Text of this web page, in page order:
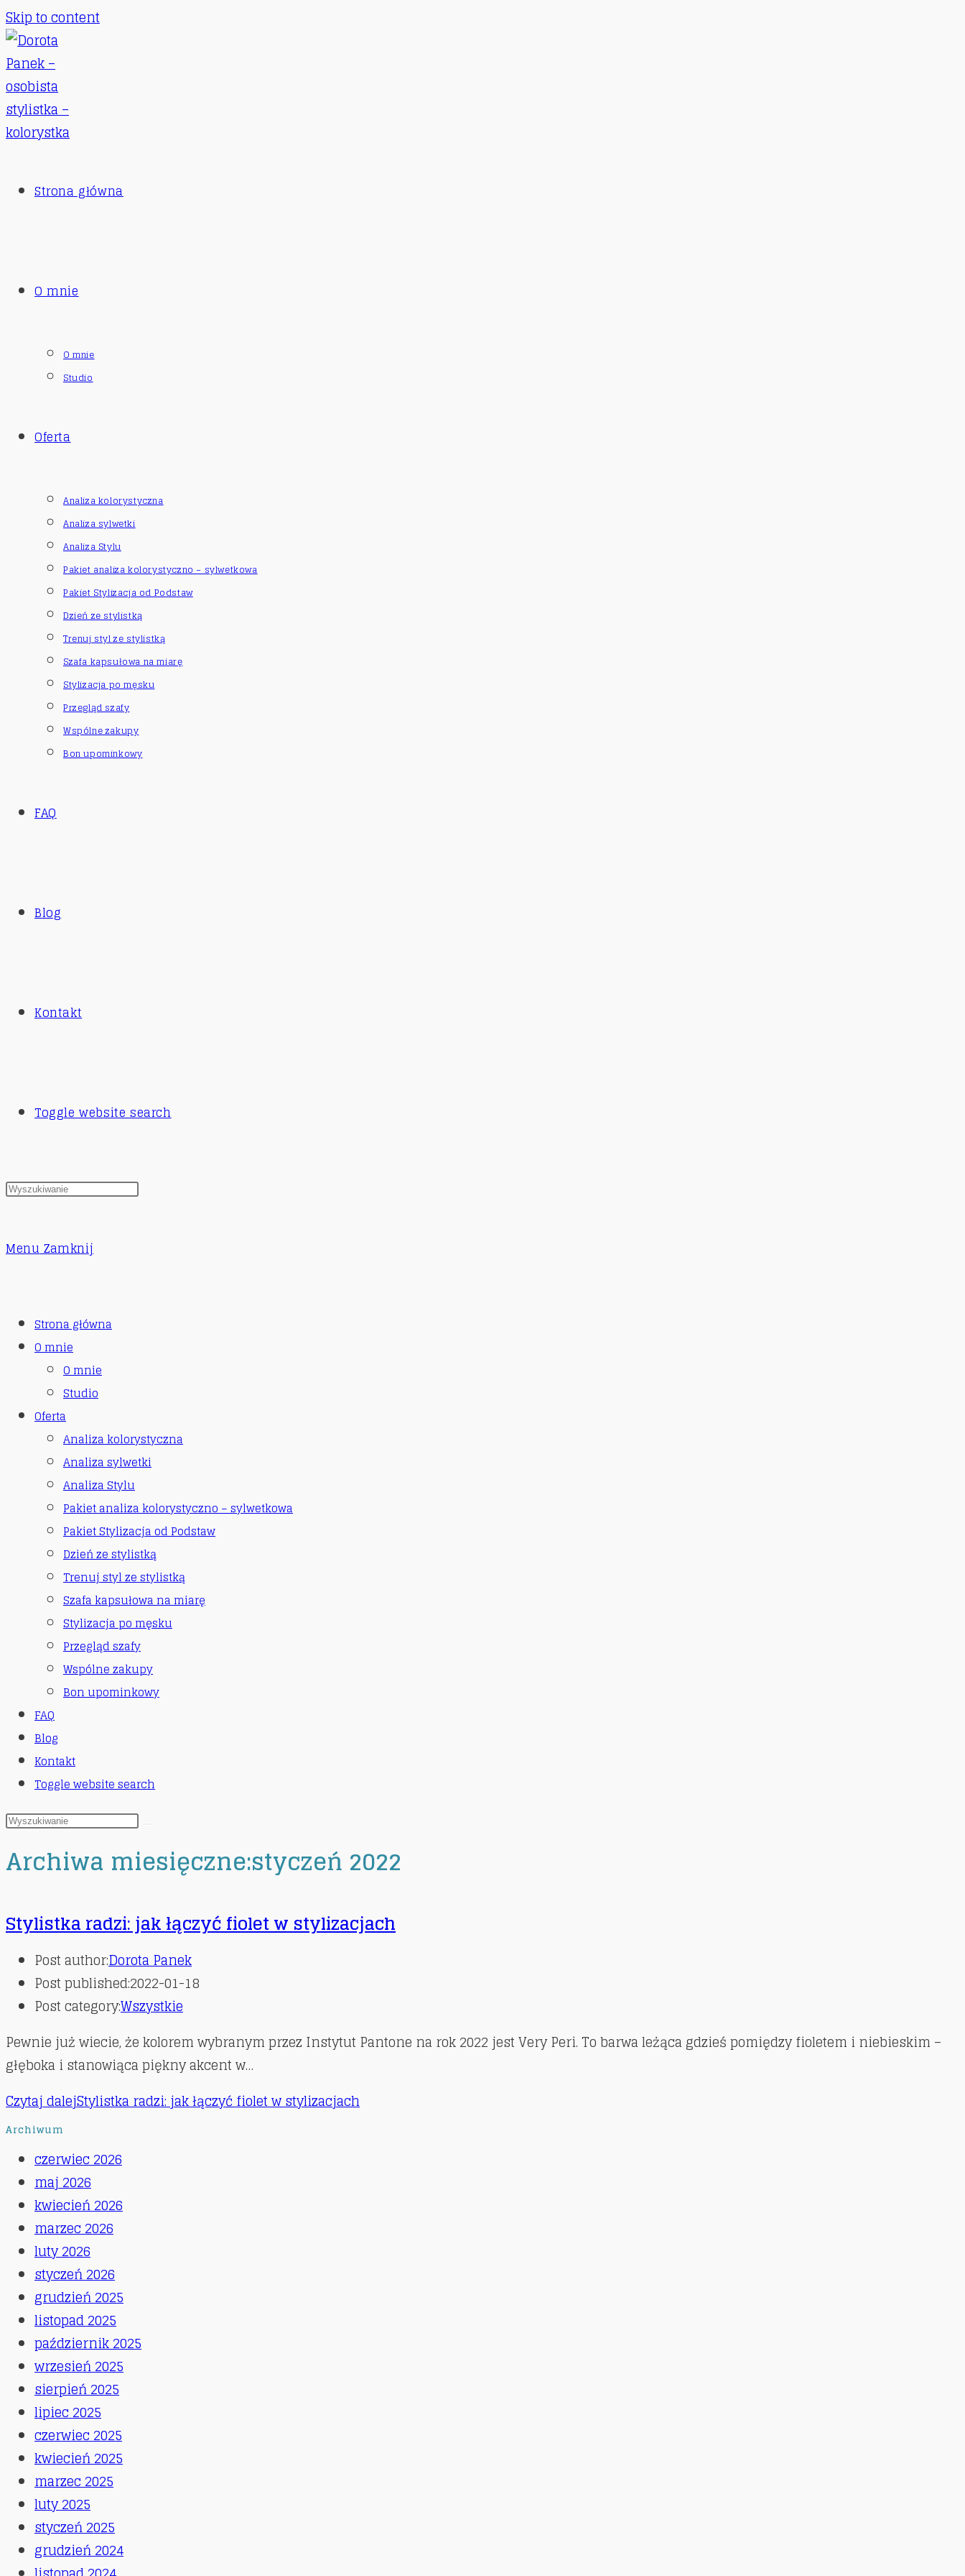
Skip to content
Strona główna
O mnie
O mnie
Studio
Oferta
Analiza kolorystyczna
Analiza sylwetki
Analiza Stylu
Pakiet analiza kolorystyczno – sylwetkowa
Pakiet Stylizacja od Podstaw
Dzień ze stylistką
Trenuj styl ze stylistką
Szafa kapsułowa na miarę
Stylizacja po męsku
Przegląd szafy
Wspólne zakupy
Bon upominkowy
FAQ
Blog
Kontakt
Toggle website search
Menu Zamknij
Strona główna
O mnie
O mnie
Studio
Oferta
Analiza kolorystyczna
Analiza sylwetki
Analiza Stylu
Pakiet analiza kolorystyczno – sylwetkowa
Pakiet Stylizacja od Podstaw
Dzień ze stylistką
Trenuj styl ze stylistką
Szafa kapsułowa na miarę
Stylizacja po męsku
Przegląd szafy
Wspólne zakupy
Bon upominkowy
FAQ
Blog
Kontakt
Toggle website search
Archiwa miesięczne:styczeń 2022
Stylistka radzi: jak łączyć fiolet w stylizacjach
Post author:Dorota Panek
Post published:2022-01-18
Post category:Wszystkie
Pewnie już wiecie, że kolorem wybranym przez Instytut Pantone na rok 2022 jest Very Peri. To barwa leżąca gdzieś pomiędzy fioletem i niebieskim –
głęboka i stanowiąca piękny akcent w…
Czytaj dalejStylistka radzi: jak łączyć fiolet w stylizacjach
Archiwum
czerwiec 2026
maj 2026
kwiecień 2026
marzec 2026
luty 2026
styczeń 2026
grudzień 2025
listopad 2025
październik 2025
wrzesień 2025
sierpień 2025
lipiec 2025
czerwiec 2025
kwiecień 2025
marzec 2025
luty 2025
styczeń 2025
grudzień 2024